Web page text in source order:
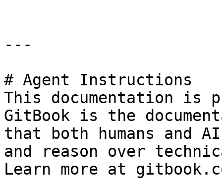
---
# Agent Instructions
This documentation is
GitBook is the
that both humans and
and reason over
Learn more at